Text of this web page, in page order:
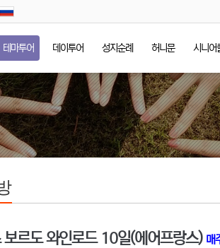
테마투어 데이투어 성지순례 허니문 시니어
보르도 와인로드 10일(에어프랑스) 매